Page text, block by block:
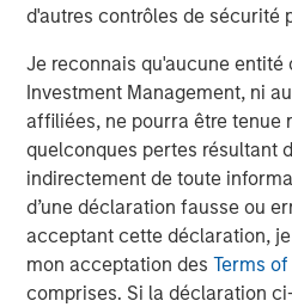
d'autres contrôles de sécurité
Je reconnais qu'aucune entité
Investment Management, ni
affiliées, ne pourra être tenue
quelconques pertes résultant
indirectement de toute
d’une déclaration fausse ou
acceptant cette déclaration,
mon acceptation desTerms of
comprises. Si la déclaration
trillion in assets under
strives to provide outstanding
performance, service, and a
investment management
base, which includes
corporations and individuals
information about Morgan
Management, please visit
About Morgan Stanley